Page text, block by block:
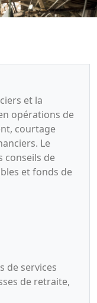
et la
opérations de
courtage
Le
conseils de
et fonds de
de services
de retraite,